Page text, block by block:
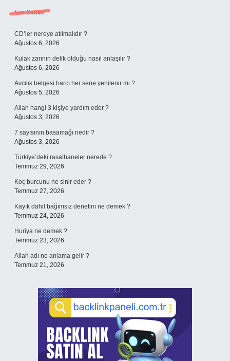
Sidebar
Son Yazılar
CD’ler nereye atılmalıdır ?
Ağustos 6, 2026
Kulak zarının delik olduğu nasıl anlaşılır ?
Ağustos 6, 2026
Avcılık belgesi harcı her sene yenilenir mi ?
Ağustos 5, 2026
Allah hangi 3 kişiye yardım eder ?
Ağustos 3, 2026
7 sayısının basamağı nedir ?
Ağustos 3, 2026
Türkiye’deki rasathaneler nerede ?
Temmuz 29, 2026
Koç burcunu ne sinir eder ?
Temmuz 27, 2026
Kayık dahil bağımsız denetim ne demek ?
Temmuz 24, 2026
Huriya ne demek ?
Temmuz 23, 2026
Allah adı ne anlama gelir ?
Temmuz 21, 2026